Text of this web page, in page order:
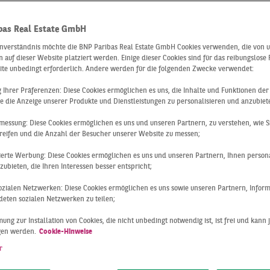
DIE
– FÜNF
die letzten Jahre angeht, hat die Gastronomie einen extrem
so Jens Wehmhöner, Senior Director Pan-European
unserer letzten
Real Estate GmbH
möchte die BNP Paribas Real Estate GmbH Cookies verwenden, die von
auf dieser Website platziert werden. Einige dieser Cookies sind für das reibungslose
unbedingt erforderlich. Andere werden für die folgenden Zwecke verwendet:
Ihrer Präferenzen: Diese Cookies ermöglichen es uns, die Inhalte und Funktionen
die Anzeige unserer Produkte und Dienstleistungen zu personalisieren und
Diese Cookies ermöglichen es uns und unseren Partnern, zu verstehen, wie
und die Anzahl der Besucher unserer Website zu messen;
Werbung: Diese Cookies ermöglichen es uns und unseren Partnern, Ihnen
die Ihren Interessen besser entspricht;
Netzwerken: Diese Cookies ermöglichen es uns sowie unseren Partnern,
sozialen Netzwerken zu teilen;
zur Installation von Cookies, die nicht unbedingt notwendig ist, ist frei und kann
werden. Cookie-Hinweise